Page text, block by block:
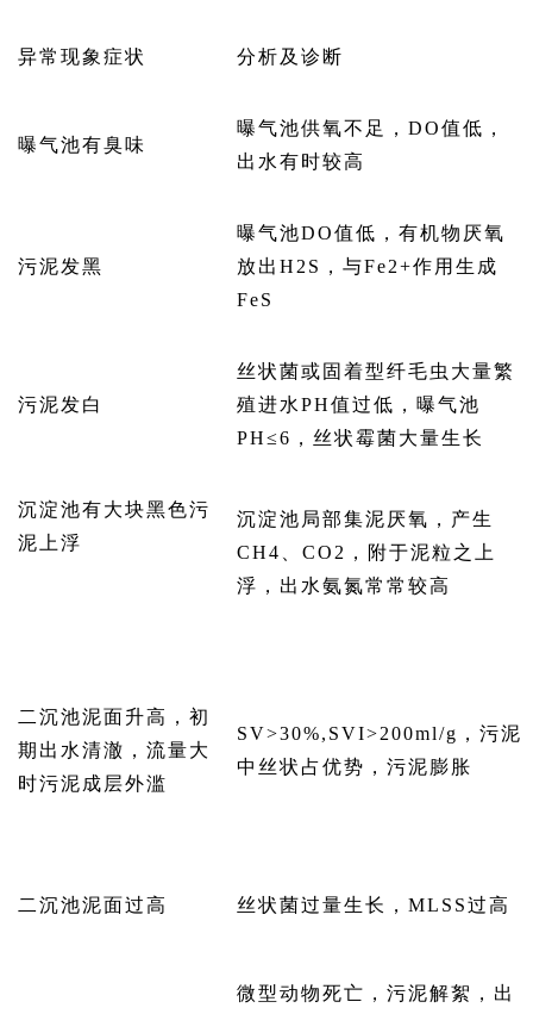
异常现象症状 分析及诊断
曝气池有臭味
曝气池供氧不足，DO值低，
出水有时较高
污泥发黑
曝气池DO值低，有机物厌氧
放出H2S，与Fe2+作用生成
FeS
污泥发白
丝状菌或固着型纤毛虫大量繁
殖进水PH值过低，曝气池
PH≤6，丝状霉菌大量生长
沉淀池有大块黑色污
泥上浮
沉淀池局部集泥厌氧，产生
CH4、CO2，附于泥粒之上
浮，出水氨氮常常较高
二沉池泥面升高，初
期出水清澈，流量大
时污泥成层外滥
SV>30%,SVI>200ml/g，污泥
中丝状占优势，污泥膨胀
二沉池泥面过高 丝状菌过量生长，MLSS过高
微型动物死亡，污泥解絮，出